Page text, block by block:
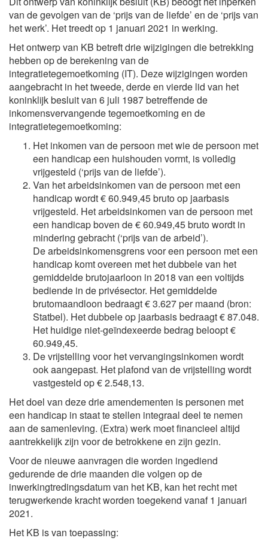
van de gevolgen van de ‘prijs van de liefde’ en de ‘prijs van
het werk’. Het treedt op 1 januari 2021 in werking.
Het ontwerp van KB betreft drie wijzigingen die betrekking
hebben op de berekening van de
integratietegemoetkoming (IT). Deze wijzigingen worden
aangebracht in het tweede, derde en vierde lid van het
koninklijk besluit van 6 juli 1987 betreffende de
inkomensvervangende tegemoetkoming en de
integratietegemoetkoming:
Het inkomen van de persoon met wie de persoon met
een handicap een huishouden vormt, is volledig
vrijgesteld (‘prijs van de liefde’).
Van het arbeidsinkomen van de persoon met een
handicap wordt € 60.949,45 bruto op jaarbasis
vrijgesteld. Het arbeidsinkomen van de persoon met
een handicap boven de € 60.949,45 bruto wordt in
mindering gebracht (‘prijs van de arbeid’).
De arbeidsinkomensgrens voor een persoon met een
handicap komt overeen met het dubbele van het
gemiddelde brutojaarloon in 2018 van een voltijds
bediende in de privésector. Het gemiddelde
brutomaandloon bedraagt € 3.627 per maand (bron:
Statbel). Het dubbele op jaarbasis bedraagt € 87.048.
Het huidige niet-geïndexeerde bedrag beloopt €
60.949,45.
De vrijstelling voor het vervangingsinkomen wordt
ook aangepast. Het plafond van de vrijstelling wordt
vastgesteld op € 2.548,13.
Het doel van deze drie amendementen is personen met
een handicap in staat te stellen integraal deel te nemen
aan de samenleving. (Extra) werk moet financieel altijd
aantrekkelijk zijn voor de betrokkene en zijn gezin.
Voor de nieuwe aanvragen die worden ingediend
gedurende de drie maanden die volgen op de
inwerkingtredingsdatum van het KB, kan het recht met
terugwerkende kracht worden toegekend vanaf 1 januari
2021.
Het KB is van toepassing: